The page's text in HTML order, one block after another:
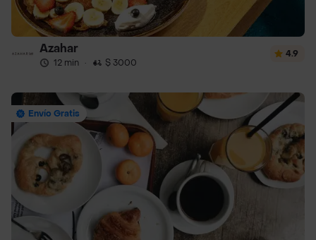
Azahar
12 min · $ 3000
4.9
Envío Gratis